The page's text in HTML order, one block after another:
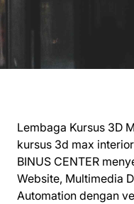
Lembaga Kursus 3D
kursus 3d max
BINUS CENTER
Website, Multimedia
Automation dengan